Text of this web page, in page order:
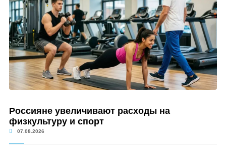
Россияне увеличивают расходы на
физкультуру и спорт
07.08.2026